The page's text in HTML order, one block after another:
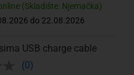
(Skladište: Njemačka)
do 22.08.2026
USB charge cable
(0)